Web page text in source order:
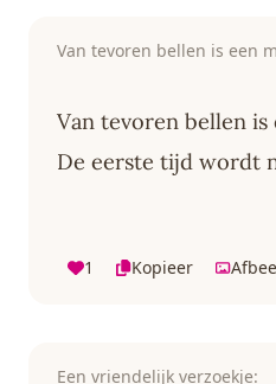
Van tevoren bellen is
De eerste tijd wordt
1 Kopieer
Een vriendelijk verzoekje: